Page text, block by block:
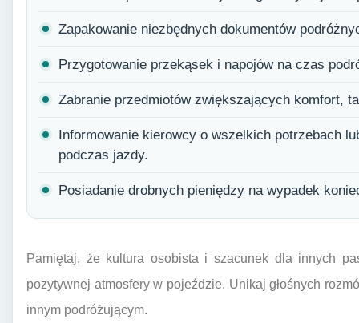
Zapakowanie niezbędnych dokumentów
Przygotowanie przekąsek i napojów na czas
Zabranie przedmiotów zwiększających komfort,
Informowanie kierowcy o wszelkich potrzebach
podczas jazdy.
Posiadanie drobnych pieniędzy na wypadek
Pamiętaj, że kultura osobista i szacunek dla innych
pozytywnej atmosfery w pojeździe. Unikaj głośnych
innym podróżującym.